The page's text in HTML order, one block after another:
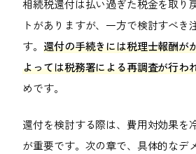
相続税還付は払い過ぎた税金を取り
トがありますが、一方で検討すべき
す。還付の手続きには税理士報酬が
よっては税務署による再調査が行わ
めです。
還付を検討する際は、費用対効果を
が重要です。次の章で、具体的なデ